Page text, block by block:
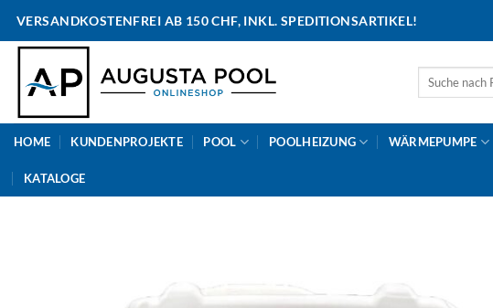
VERSANDKOSTENFREI AB 150 CHF, INKL. SPEDITIONSARTIKEL!
Suche
HOME KUNDENPROJEKTE POOL POOLHEIZUNG WÄRMEPUMPE
KATALOGE